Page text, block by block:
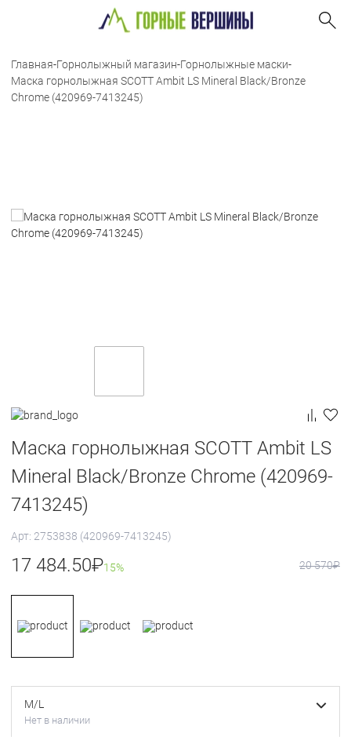
Главная-Горнолыжный магазин-Горнолыжные маски-
Маска горнолыжная SCOTT Ambit LS Mineral Black/Bronze
Chrome (420969-7413245)
Маска горнолыжная SCOTT Ambit LS
Mineral Black/Bronze Chrome (420969-
7413245)
Арт: 2753838 (420969-7413245)
17 484.50₽15% 20 570₽
M/L
Нет в наличии